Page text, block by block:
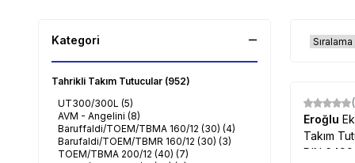
Kategori
Tahrikli Takım Tutucular (952)
UT300/300L (5)
AVM - Angelini (8)
Baruffaldi/TOEM/TBMA 160/12 (30) (4)
Barufaldi/TOEM/TBMR 160/12 (30) (3)
TOEM/TBMA 200/12 (40) (7)
Eroğlu
Takım
DIN 6499